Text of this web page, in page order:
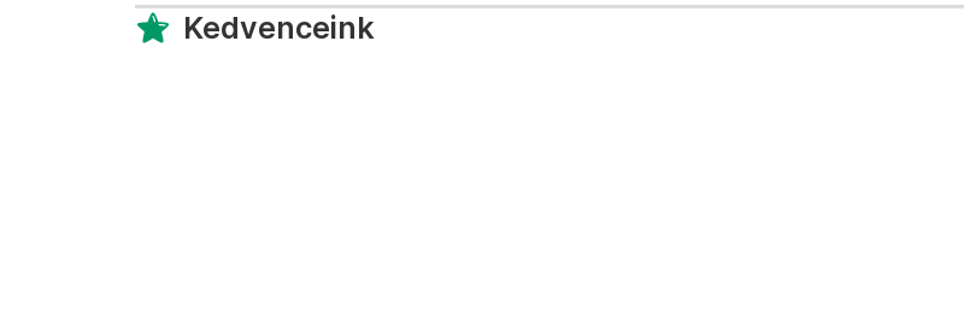
Kedvenceink